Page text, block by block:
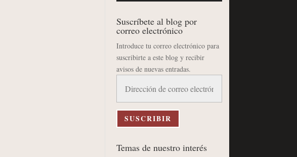
Suscríbete al blog por
correo electrónico
Introduce tu correo electrónico para
suscribirte a este blog y recibir
avisos de nuevas entradas.
correo
electrónico
SUSCRIBIR
Temas de nuestro interés